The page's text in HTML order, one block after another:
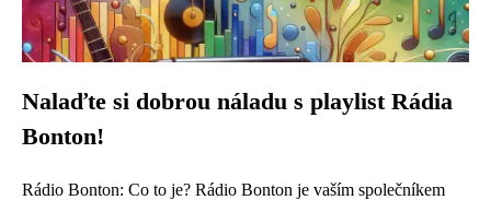
Nalaďte si dobrou náladu s playlist Rádia
Bonton!
Rádio Bonton: Co to je? Rádio Bonton je vaším společníkem